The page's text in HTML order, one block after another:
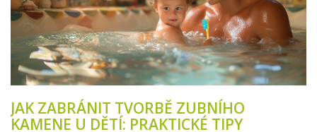
JAK ZABRÁNIT TVORBĚ ZUBNÍHO
KAMENE U DĚTÍ: PRAKTICKÉ TIPY